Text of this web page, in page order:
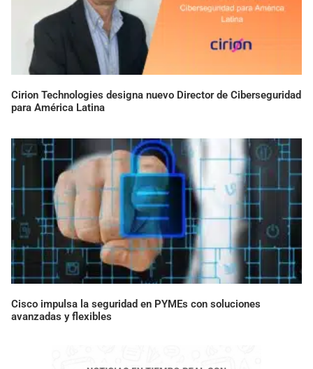
Cirion Technologies designa nuevo Director de Ciberseguridad
para América Latina
Cisco impulsa la seguridad en PYMEs con soluciones
avanzadas y flexibles